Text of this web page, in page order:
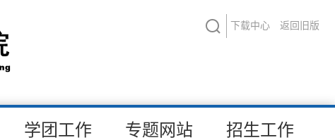
下载中心 返回旧版
学团工作 专题网站 招生工作